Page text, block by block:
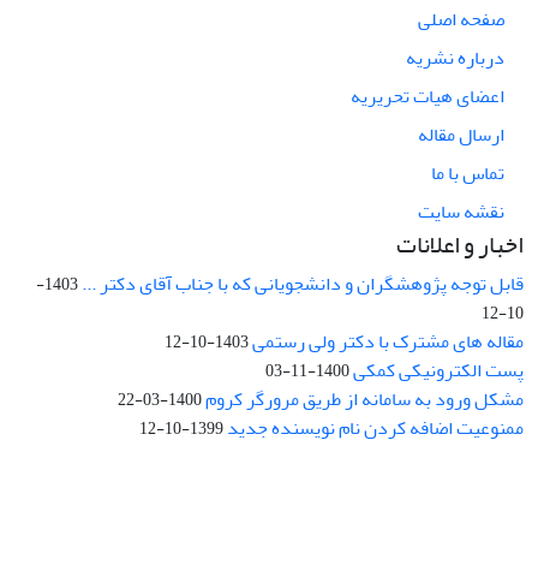
صفحه اصلی
درباره نشریه
اعضای هیات تحریریه
ارسال مقاله
تماس با ما
نقشه سایت
اخبار و اعلانات
قابل توجه پژوهشگران و دانشجویانی که با جناب آقای دکتر ...
1403-
10-12
مقاله های مشترک با دکتر ولی رستمی1403-10-12
پست الکترونیکی کمکی1400-11-03
مشکل ورود به سامانه از طریق مرورگر کروم1400-03-22
ممنوعیت اضافه کردن نام نویسنده جدید1399-10-12